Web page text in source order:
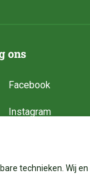
ons
Facebook
Instagram
technieken. Wij